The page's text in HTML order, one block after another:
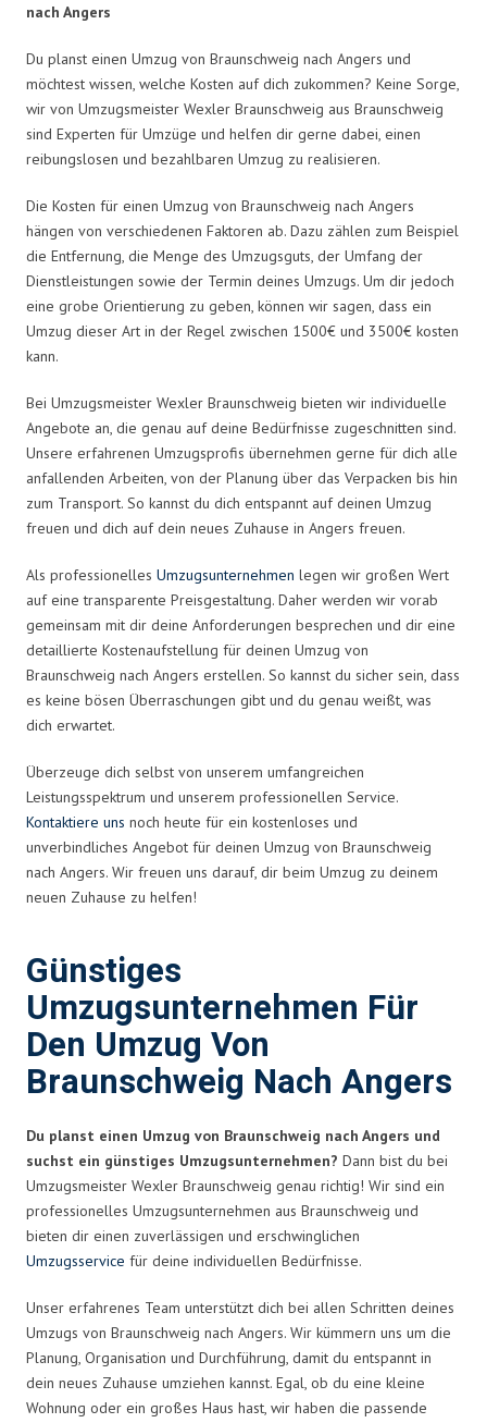
nach Angers
Du planst einen Umzug von Braunschweig nach Angers und
möchtest wissen, welche Kosten auf dich zukommen? Keine Sorge,
wir von Umzugsmeister Wexler Braunschweig aus Braunschweig
sind Experten für Umzüge und helfen dir gerne dabei, einen
reibungslosen und bezahlbaren Umzug zu realisieren.
Die Kosten für einen Umzug von Braunschweig nach Angers
hängen von verschiedenen Faktoren ab. Dazu zählen zum Beispiel
die Entfernung, die Menge des Umzugsguts, der Umfang der
Dienstleistungen sowie der Termin deines Umzugs. Um dir jedoch
eine grobe Orientierung zu geben, können wir sagen, dass ein
Umzug dieser Art in der Regel zwischen 1500€ und 3500€ kosten
kann.
Bei Umzugsmeister Wexler Braunschweig bieten wir individuelle
Angebote an, die genau auf deine Bedürfnisse zugeschnitten sind.
Unsere erfahrenen Umzugsprofis übernehmen gerne für dich alle
anfallenden Arbeiten, von der Planung über das Verpacken bis hin
zum Transport. So kannst du dich entspannt auf deinen Umzug
freuen und dich auf dein neues Zuhause in Angers freuen.
Als professionelles Umzugsunternehmen legen wir großen Wert
auf eine transparente Preisgestaltung. Daher werden wir vorab
gemeinsam mit dir deine Anforderungen besprechen und dir eine
detaillierte Kostenaufstellung für deinen Umzug von
Braunschweig nach Angers erstellen. So kannst du sicher sein, dass
es keine bösen Überraschungen gibt und du genau weißt, was
dich erwartet.
Überzeuge dich selbst von unserem umfangreichen
Leistungsspektrum und unserem professionellen Service.
Kontaktiere uns noch heute für ein kostenloses und
unverbindliches Angebot für deinen Umzug von Braunschweig
nach Angers. Wir freuen uns darauf, dir beim Umzug zu deinem
neuen Zuhause zu helfen!
Günstiges
Umzugsunternehmen Für
Den Umzug Von
Braunschweig Nach Angers
Du planst einen Umzug von Braunschweig nach Angers und
suchst ein günstiges Umzugsunternehmen? Dann bist du bei
Umzugsmeister Wexler Braunschweig genau richtig! Wir sind ein
professionelles Umzugsunternehmen aus Braunschweig und
bieten dir einen zuverlässigen und erschwinglichen
Umzugsservice für deine individuellen Bedürfnisse.
Unser erfahrenes Team unterstützt dich bei allen Schritten deines
Umzugs von Braunschweig nach Angers. Wir kümmern uns um die
Planung, Organisation und Durchführung, damit du entspannt in
dein neues Zuhause umziehen kannst. Egal, ob du eine kleine
Wohnung oder ein großes Haus hast, wir haben die passende